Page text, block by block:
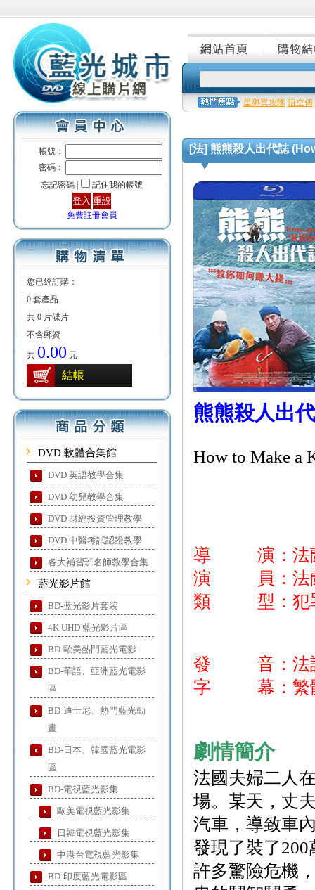
帳號：
密碼：
忘記密碼 |
記住我的帳號
免費註冊會員
您已經訂購：
0 套產品
共 0 片碟片
不含郵資
共 0.00 元
結帳
DVD 軟體合集館
DVD 英語教學合集
DVD 幼兒教學合集
DVD 財經投資管理教學
DVD 中醫考試認證教學
各大補習班名師教學合集
藍光影片館
BD-蓝光影片套装
4K UHD 藍光影片區
BD-歐美熱門藍光電影
BD-華語、亞洲藍光電影
區
BD-迪士尼、熱門藍光動
畫
BD-日本、韓國藍光電影
區
BD-電視藍光影集
歐美電視藍光影集
日韓電視藍光影集
中港台電視藍光影集
BD-印度藍光電影區
星際異攻隊 悟空傳
[法] 熊熊殺人出代誌
熊熊殺人出
How to Make a
導 演：法蘭
演 員：法蘭
類 型：犯
發 音：法
字 幕：繁體
劇情簡介
法國夫婦二人
場。某天，丈
汽車，導致車
發現了裝了
許多驚險危機